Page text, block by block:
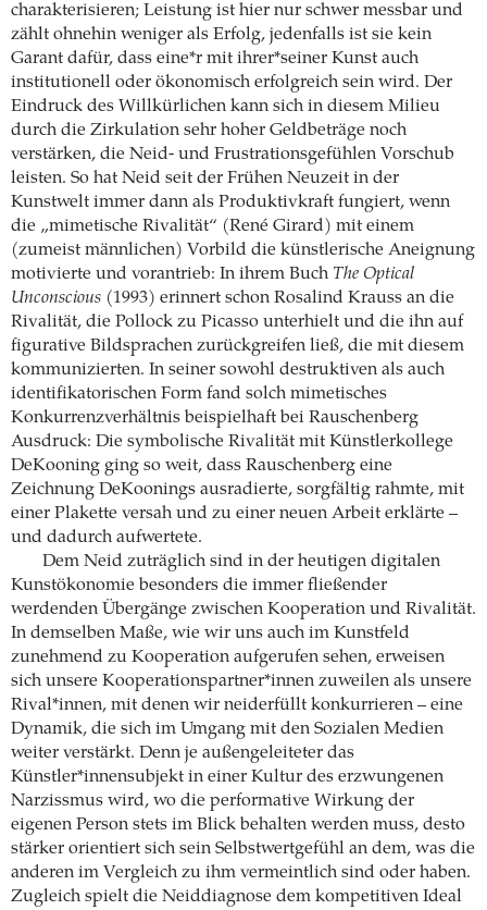
charakterisieren; Leistung ist hier nur schwer messbar und
zählt ohnehin weniger als Erfolg, jedenfalls ist sie kein
Garant dafür, dass eine*r mit ihrer*seiner Kunst auch
institutionell oder ökonomisch erfolgreich sein wird. Der
Eindruck des Willkürlichen kann sich in diesem Milieu
durch die Zirkulation sehr hoher Geldbeträge noch
verstärken, die Neid- und Frustrationsgefühlen Vorschub
leisten. So hat Neid seit der Frühen Neuzeit in der
Kunstwelt immer dann als Produktivkraft fungiert, wenn
die „mimetische Rivalität“ (René Girard) mit einem
(zumeist männlichen) Vorbild die künstlerische Aneignung
motivierte und vorantrieb: In ihrem Buch The Optical
Unconscious (1993) erinnert schon Rosalind Krauss an die
Rivalität, die Pollock zu Picasso unterhielt und die ihn auf
figurative Bildsprachen zurückgreifen ließ, die mit diesem
kommunizierten. In seiner sowohl destruktiven als auch
identifikatorischen Form fand solch mimetisches
Konkurrenzverhältnis beispielhaft bei Rauschenberg
Ausdruck: Die symbolische Rivalität mit Künstlerkollege
DeKooning ging so weit, dass Rauschenberg eine
Zeichnung DeKoonings ausradierte, sorgfältig rahmte, mit
einer Plakette versah und zu einer neuen Arbeit erklärte –
und dadurch aufwertete.
Dem Neid zuträglich sind in der heutigen digitalen
Kunstökonomie besonders die immer fließender
werdenden Übergänge zwischen Kooperation und Rivalität.
In demselben Maße, wie wir uns auch im Kunstfeld
zunehmend zu Kooperation aufgerufen sehen, erweisen
sich unsere Kooperationspartner*innen zuweilen als unsere
Rival*innen, mit denen wir neiderfüllt konkurrieren – eine
Dynamik, die sich im Umgang mit den Sozialen Medien
weiter verstärkt. Denn je außengeleiteter das
Künstler*innensubjekt in einer Kultur des erzwungenen
Narzissmus wird, wo die performative Wirkung der
eigenen Person stets im Blick behalten werden muss, desto
stärker orientiert sich sein Selbstwertgefühl an dem, was die
anderen im Vergleich zu ihm vermeintlich sind oder haben.
Zugleich spielt die Neiddiagnose dem kompetitiven Ideal